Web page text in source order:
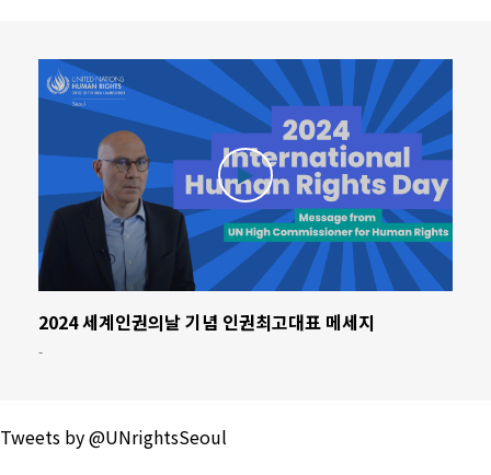
2024 세계인권의날 기념 인권최고대표 메세지
-
Tweets by @UNrightsSeoul